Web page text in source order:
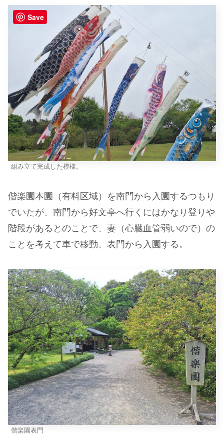
組み立て完成した模様。
偕楽園本園（有料区域）を南門から入園するつもり
でいたが、南門から好文亭へ行くにはかなり登りや
階段があるとのことで、妻（心臓血管弱いので）の
ことを考えて車で移動、表門から入園する。
偕楽園表門
Save